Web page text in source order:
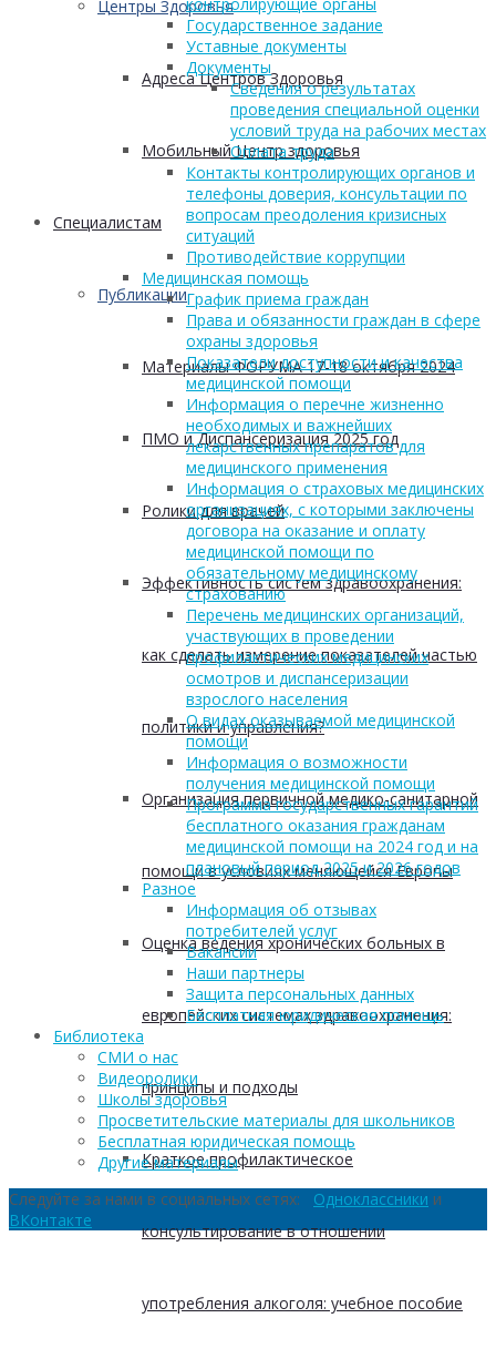
Центры Здоровья
Адреса Центров Здоровья
Мобильный Центр здоровья
Cпециалистам
Публикации
Материалы ФОРУМА 17-18 октября 2024
ПМО и Диспансеризация 2025 год
Ролики для врачей
Эффективность систем здравоохранения:
как сделать измерение показателей частью
политики и управления?
Организация первичной медико-санитарной
помощи в условиях меняющейся Европы
Оценка ведения хронических больных в
европейских системах здравоохранения:
принципы и подходы
Краткое профилактическое
консультирование в отношении
употребления алкоголя: учебное пособие
Государственное задание
Уставные документы
Документы
Сведения о результатах
проведения специальной оценки
условий труда на рабочих местах
Оплата труда
Контакты контролирующих органов и
телефоны доверия, консультации по
вопросам преодоления кризисных
ситуаций
Противодействие коррупции
Медицинская помощь
График приема граждан
Права и обязанности граждан в сфере
охраны здоровья
Показатели доступности и качества
медицинской помощи
Информация о перечне жизненно
необходимых и важнейших
лекарственных препаратов для
медицинского применения
Информация о страховых медицинских
организациях, с которыми заключены
договора на оказание и оплату
медицинской помощи по
обязательному медицинскому
страхованию
Перечень медицинских организаций,
участвующих в проведении
профилактических медицинских
осмотров и диспансеризации
взрослого населения
О видах оказываемой медицинской
помощи
Информация о возможности
получения медицинской помощи
Программа государственных гарантий
бесплатного оказания гражданам
медицинской помощи на 2024 год и на
плановый период 2025 и 2026 годов
Разное
Информация об отзывах
потребителей услуг
Вакансии
Наши партнеры
Защита персональных данных
Бесплатная юридическая помощь
Библиотека
СМИ о нас
Видеоролики
Школы здоровья
Просветительские материалы для школьников
Бесплатная юридическая помощь
Другие материалы
Следуйте за нами в социальных сетях: Одноклассники и
ВКонтакте